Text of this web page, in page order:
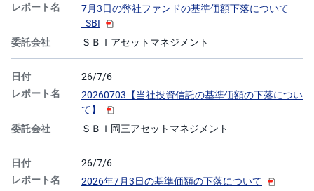
7月3日の弊社ファンドの基準価額下落について
_SBI
ＳＢＩアセットマネジメント
26/7/6
20260703【当社投資信託の基準価額の下落につい
て】
ＳＢＩ岡三アセットマネジメント
26/7/6
2026年7月3日の基準価額の下落について